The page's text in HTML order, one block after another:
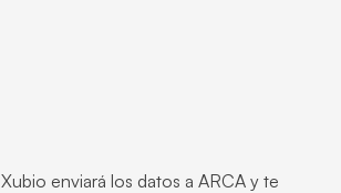
enviará los datos a ARCA y te